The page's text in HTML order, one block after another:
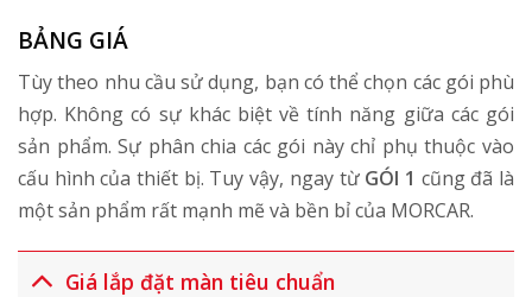
BẢNG GIÁ
Tùy theo nhu cầu sử dụng, bạn có thể chọn các gói phù
hợp. Không có sự khác biệt về tính năng giữa các gói
sản phẩm. Sự phân chia các gói này chỉ phụ thuộc vào
cấu hình của thiết bị. Tuy vậy, ngay từ GÓI 1 cũng đã là
một sản phẩm rất mạnh mẽ và bền bỉ của MORCAR.
Giá lắp đặt màn tiêu chuẩn